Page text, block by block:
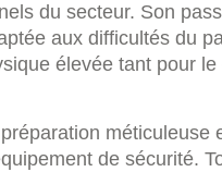
du secteur. Son
aux difficultés du
élevée tant pour
méticuleuse
de sécurité.